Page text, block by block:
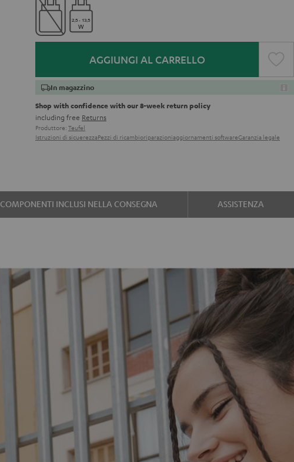
AGGIUNGI AL CARRELLO
In magazzino
Shop with confidence with our 8-week return policy
including free Returns
Produttore: Teufel
Istruzioni di sicuerezzaPezzi di ricambioriparazioniaggiornamenti softwareGaranzia legale
COMPONENTI INCLUSI NELLA CONSEGNA ASSISTENZA